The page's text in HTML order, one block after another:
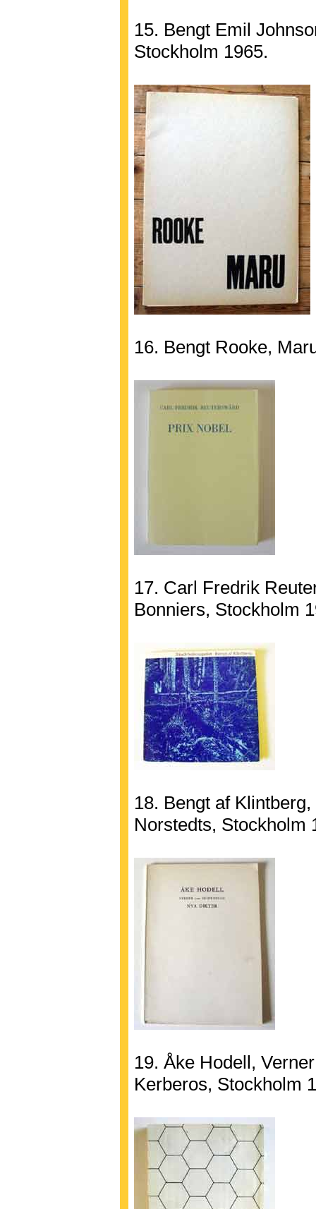
15. Bengt Emil
Stockholm 1965.
16. Bengt Rooke,
17. Carl Fredrik
Bonniers, Stockholm
18. Bengt af
Norstedts, Stockholm
19. Åke Hodell,
Kerberos, Stockholm